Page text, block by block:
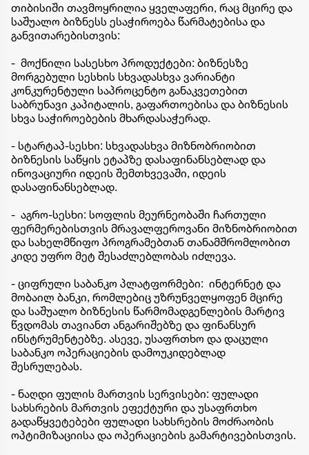
თიბისიში თავმოყრილია ყველაფერი, რაც მცირე და
საშუალო ბიზნესს ესაჭიროება წარმატებისა და
განვითარებისთვის:
- მოქნილი სასესხო პროდუქტები: ბიზნესზე
მორგებული სესხის სხვადასხვა ვარიანტი
კონკურენტული საპროცენტო განაკვეთებით
საბრუნავი კაპიტალის, გაფართოებისა და ბიზნესის
სხვა საჭიროებების მხარდასაჭერად.
- სტარტაპ-სესხი: სხვადასხვა მიზნობრიობით
ბიზნესის საწყის ეტაპზე დასაფინანსებლად და
ინოვაციური იდეის შემთხვევაში, იდეის
დასაფინანსებლად.
- აგრო-სესხი: სოფლის მეურნეობაში ჩართული
ფერმერებისთვის მრავალფეროვანი მიზნობრიობით
და სახელმწიფო პროგრამებთან თანამშრომლობით
კიდე უფრო მეტ შესაძლებლობას იძლევა.
- ციფრული საბანკო პლატფორმები: ინტერნეტ და
მობაილ ბანკი, რომლებიც უზრუნველყოფენ მცირე
და საშუალო ბიზნესის წარმომადგენლების მარტივ
წვდომას თავიანთ ანგარიშებზე და ფინანსურ
ინსტრუმენტებზე. ასევე, უსაფრთხო და დაცული
საბანკო ოპერაციების დამოუკიდებლად
შესრულებას.
- ნაღდი ფულის მართვის სერვისები: ფულადი
სახსრების მართვის ეფექტური და უსაფრთხო
გადაწყვეტებები ფულადი სახსრების მოძრაობის
ოპტიმიზაციისა და ოპერაციების გამარტივებისთვის.